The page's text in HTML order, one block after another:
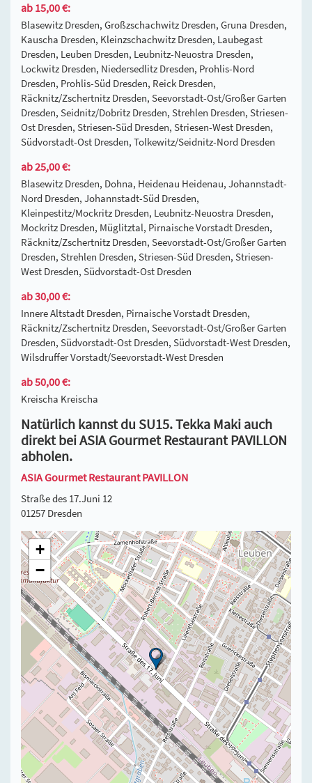
ab 15,00 €:
Blasewitz Dresden, Großzschachwitz Dresden, Gruna Dresden,
Kauscha Dresden, Kleinzschachwitz Dresden, Laubegast
Dresden, Leuben Dresden, Leubnitz-Neuostra Dresden,
Lockwitz Dresden, Niedersedlitz Dresden, Prohlis-Nord
Dresden, Prohlis-Süd Dresden, Reick Dresden,
Räcknitz/Zschertnitz Dresden, Seevorstadt-Ost/Großer Garten
Dresden, Seidnitz/Dobritz Dresden, Strehlen Dresden, Striesen-
Ost Dresden, Striesen-Süd Dresden, Striesen-West Dresden,
Südvorstadt-Ost Dresden, Tolkewitz/Seidnitz-Nord Dresden
ab 25,00 €:
Blasewitz Dresden, Dohna, Heidenau Heidenau, Johannstadt-
Nord Dresden, Johannstadt-Süd Dresden,
Kleinpestitz/Mockritz Dresden, Leubnitz-Neuostra Dresden,
Mockritz Dresden, Müglitztal, Pirnaische Vorstadt Dresden,
Räcknitz/Zschertnitz Dresden, Seevorstadt-Ost/Großer Garten
Dresden, Strehlen Dresden, Striesen-Süd Dresden, Striesen-
West Dresden, Südvorstadt-Ost Dresden
ab 30,00 €:
Innere Altstadt Dresden, Pirnaische Vorstadt Dresden,
Räcknitz/Zschertnitz Dresden, Seevorstadt-Ost/Großer Garten
Dresden, Südvorstadt-Ost Dresden, Südvorstadt-West Dresden,
Wilsdruffer Vorstadt/Seevorstadt-West Dresden
ab 50,00 €:
Kreischa Kreischa
Natürlich kannst du SU15. Tekka Maki auch
direkt bei ASIA Gourmet Restaurant PAVILLON
abholen.
ASIA Gourmet Restaurant PAVILLON
Straße des 17.Juni 12
01257 Dresden
+
−